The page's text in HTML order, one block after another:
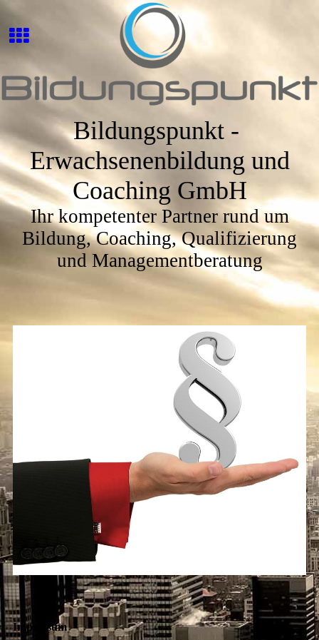
Bildungspunkt -
Erwachsenenbildung und
Coaching GmbH
Ihr kompetenter Partner rund um
Bildung, Coaching, Qualifizierung
und Managementberatung
Impressum